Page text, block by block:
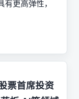
更高弹性，
票首席投资